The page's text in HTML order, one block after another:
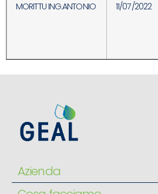
MORITTU ING.ANTONIO 11/07/2022
Azienda